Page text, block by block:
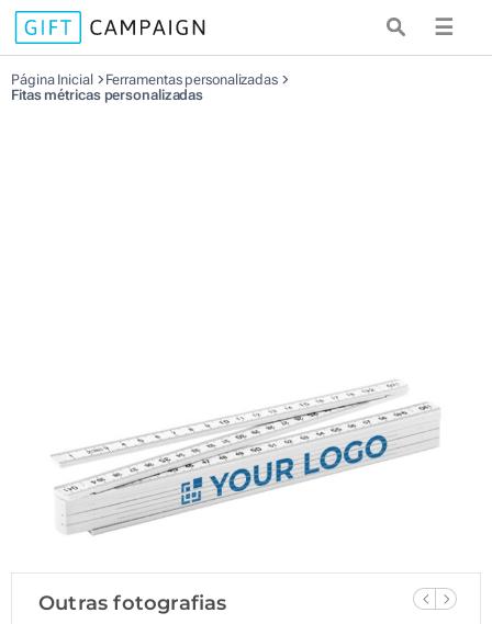
☰
Página Inicial
Ferramentas personalizadas
Fitas métricas personalizadas
Outras fotografias